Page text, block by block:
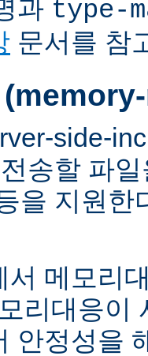
과 type-
문서를 참
side-
송할 파
을 지원한
서 메모리
리대응이
안정성을